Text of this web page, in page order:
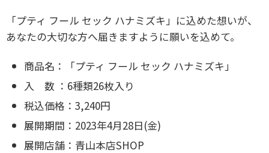
「プティ フール セック ハナミズキ」に込めた想いが、
あなたの大切な方へ届きますように願いを込めて。
商品名：「プティ フール セック ハナミズキ」
入 数 ：6種類26枚入り
税込価格：3,240円
展開期間：2023年4月28日(金)
展開店舗：青山本店SHOP